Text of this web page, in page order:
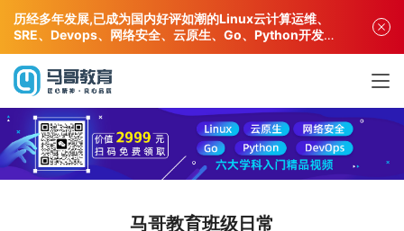
马哥教育班级日常
历经多年发展,已成为国内好评如潮的Linux云计算运维、
SRE、Devops、网络安全、云原生、Go、Python开发专
业人才培训机构!